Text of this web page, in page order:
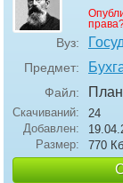
Вуз:
Предмет:
Файл:
Скачиваний:
24
Добавлен:
Размер:
770 Кб